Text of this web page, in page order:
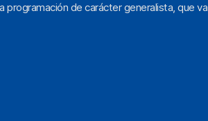
programación de carácter generalista, que va